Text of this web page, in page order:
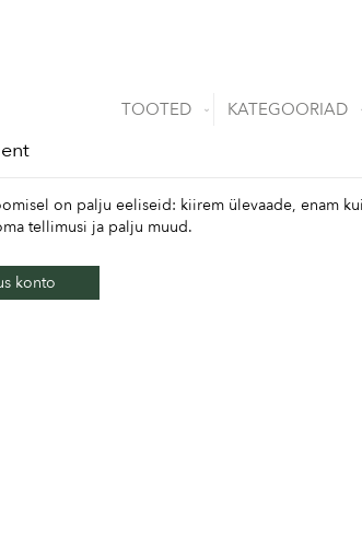
TOOTED KATEGOORIAD
on palju eeliseid: kiirem ülevaade, enam
tellimusi ja palju muud.
konto